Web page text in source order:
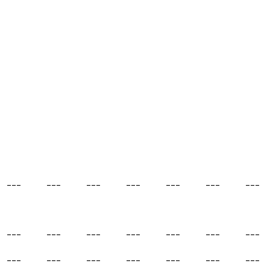
--- --- --- --- --- --- ---
--- --- --- --- --- --- ---
--- --- --- --- --- --- ---